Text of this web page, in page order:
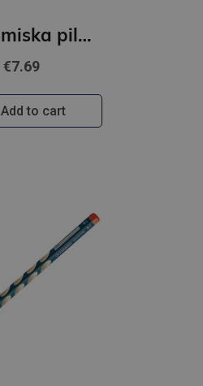
Ergonomiska pildspalva STABILO EASYoriginal L |0.5 mm|Zila| g.rozā, t.rozā
€7.69
Add to cart